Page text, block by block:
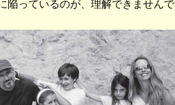
陥っているのが、理解できませんで